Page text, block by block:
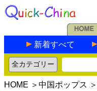
新着すべて
HOME ＞ 中国ポップス ＞